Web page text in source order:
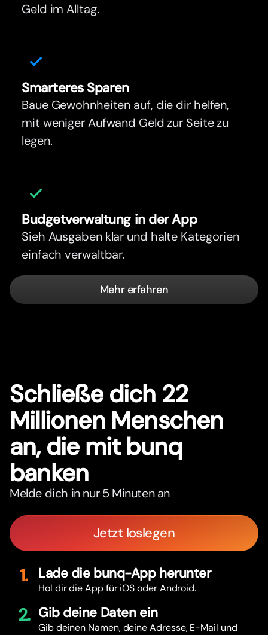
Geld im Alltag.
Smarteres Sparen
Baue Gewohnheiten auf, die dir helfen,
mit weniger Aufwand Geld zur Seite zu
legen.
Budgetverwaltung in der App
Sieh Ausgaben klar und halte Kategorien
einfach verwaltbar.
Mehr erfahren
Schließe dich 22
Millionen Menschen
an, die mit bunq
banken
Melde dich in nur 5 Minuten an
Jetzt loslegen
1. Lade die bunq-App herunter
Hol dir die App für iOS oder Android.
2. Gib deine Daten ein
Gib deinen Namen, deine Adresse, E-Mail und